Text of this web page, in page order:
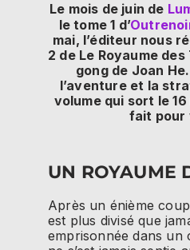
Le mois de juin de
le tome 1 d’
mai, l’éditeur nous
2 de Le Royaume
gong de Joan
l’aventure et la
volume qui sort le
fait pour
UN ROYAUME
Après un énième
est plus divisé que
emprisonnée dans un